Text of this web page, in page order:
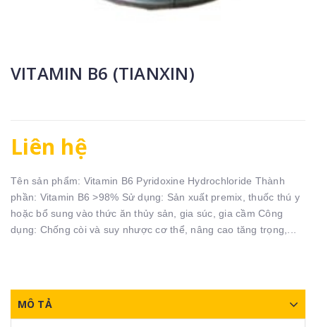
VITAMIN B6 (TIANXIN)
Liên hệ
Tên sản phẩm: Vitamin B6 Pyridoxine Hydrochloride Thành
phần: Vitamin B6 >98% Sử dụng: Sản xuất premix, thuốc thú y
hoặc bổ sung vào thức ăn thủy sản, gia súc, gia cầm Công
dụng: Chống còi và suy nhược cơ thể, nâng cao tăng trọng,...
MÔ TẢ